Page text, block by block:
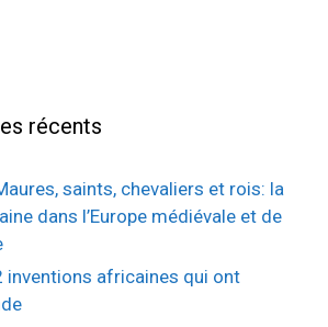
récents
saints, chevaliers et rois: la
dans l’Europe médiévale et de
inventions africaines qui ont